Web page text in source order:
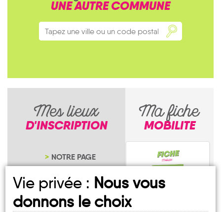
UNE AUTRE COMMUNE
Mes lieux
D'INSCRIPTION
NOTRE PAGE
D'INSCRIPTION
Ma fiche
MOBILITE
Vie privée : Nous vous
donnons le choix